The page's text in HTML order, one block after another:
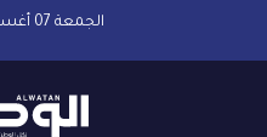
الجمعة 07 أغسطس 2026